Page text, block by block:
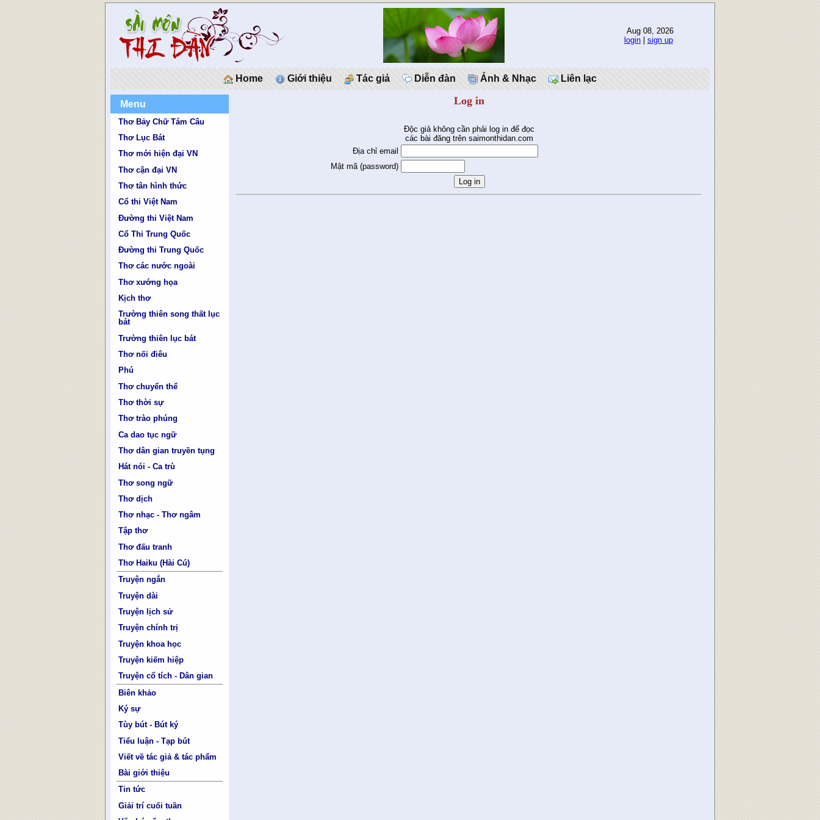
Aug 08, 2026
login
sign up
Home Giới thiệu Tác giả Diễn đàn Ảnh & Nhạc Liên lạc
Menu
Thơ Bảy Chữ Tám Câu
Thơ Lục Bát
Thơ mới hiện đại VN
Thơ cận đại VN
Thơ tân hình thức
Cổ thi Việt Nam
Đường thi Việt Nam
Cổ Thi Trung Quốc
Đường thi Trung Quốc
Thơ các nước ngoài
Thơ xướng họa
Kịch thơ
Trường thiên song thất lục
bát
Trường thiên lục bát
Thơ nối điêu
Phú
Thơ chuyển thể
Thơ thời sự
Thơ trào phúng
Ca dao tục ngữ
Thơ dân gian truyền tụng
Hát nói - Ca trù
Thơ song ngữ
Thơ dịch
Thơ nhạc - Thơ ngâm
Tập thơ
Thơ đấu tranh
Thơ Haiku (Hài Cú)
Truyện ngắn
Truyện dài
Truyện lịch sử
Truyện chính trị
Truyện khoa học
Truyện kiếm hiệp
Truyện cổ tích - Dân gian
Biên khảo
Ký sự
Tùy bút - Bút ký
Tiểu luận - Tạp bút
Viết về tác giả & tác phẩm
Bài giới thiệu
Tin tức
Giải trí cuối tuần
Log in
Độc giả không cần phải log in để đọc
các bài đăng trên saimonthidan.com
Địa chỉ email
Mật mã (password)